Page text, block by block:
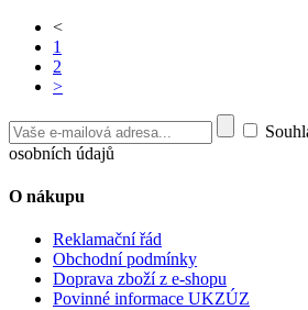
<
1
2
>
osobních údajů
O nákupu
Reklamační řád
Obchodní podmínky
Doprava zboží z e-shopu
Povinné informace UKZÚZ